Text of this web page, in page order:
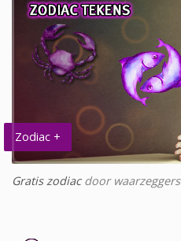
Zodiac +
Gratis zodiacdoor waarzeggers